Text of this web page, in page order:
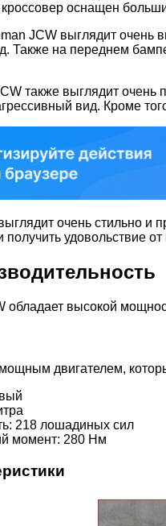
оснащен
JCW выглядит
Также на переднем
также выглядит
вид. Кроме
очень стильно и
получить удовольствие
обладает высокой
двигателем,
218 лошадиных сил
момент: 280 Нм